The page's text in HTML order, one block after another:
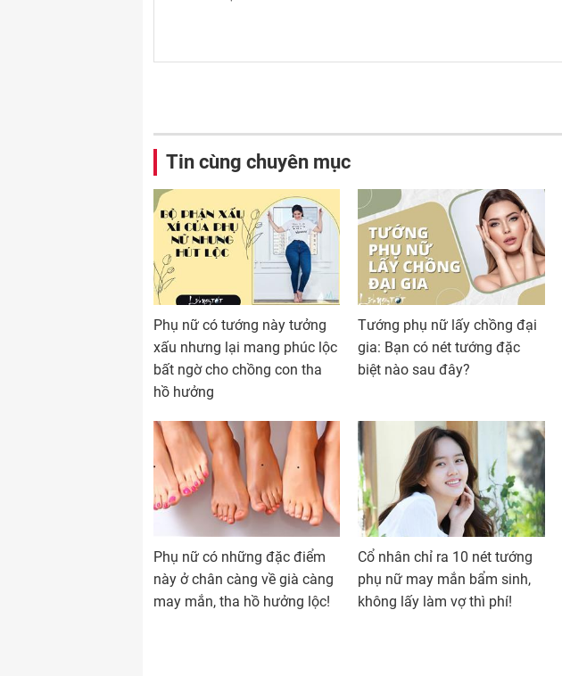
Tin cùng chuyên mục
Phụ nữ có tướng này tưởng
xấu nhưng lại mang phúc lộc
bất ngờ cho chồng con tha
hồ hưởng
Tướng phụ nữ lấy chồng đại
gia: Bạn có nét tướng đặc
biệt nào sau đây?
Phụ nữ có những đặc điểm
này ở chân càng về già càng
may mắn, tha hồ hưởng lộc!
Cổ nhân chỉ ra 10 nét tướng
phụ nữ may mắn bẩm sinh,
không lấy làm vợ thì phí!